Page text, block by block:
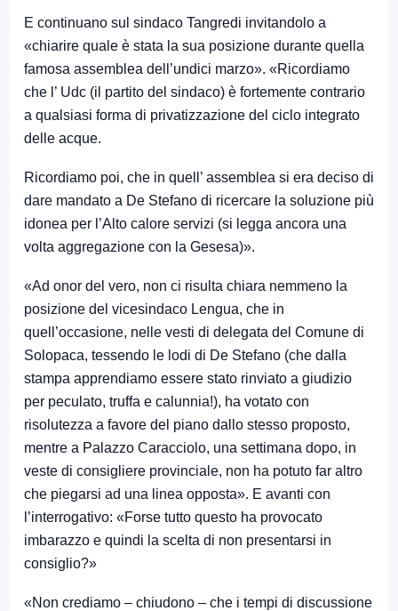
E continuano sul sindaco Tangredi invitandolo a
«chiarire quale è stata la sua posizione durante quella
famosa assemblea dell’undici marzo». «Ricordiamo
che l’ Udc (il partito del sindaco) è fortemente contrario
a qualsiasi forma di privatizzazione del ciclo integrato
delle acque.
Ricordiamo poi, che in quell’ assemblea si era deciso di
dare mandato a De Stefano di ricercare la soluzione più
idonea per l’Alto calore servizi (si legga ancora una
volta aggregazione con la Gesesa)».
«Ad onor del vero, non ci risulta chiara nemmeno la
posizione del vicesindaco Lengua, che in
quell’occasione, nelle vesti di delegata del Comune di
Solopaca, tessendo le lodi di De Stefano (che dalla
stampa apprendiamo essere stato rinviato a giudizio
per peculato, truffa e calunnia!), ha votato con
risolutezza a favore del piano dallo stesso proposto,
mentre a Palazzo Caracciolo, una settimana dopo, in
veste di consigliere provinciale, non ha potuto far altro
che piegarsi ad una linea opposta». E avanti con
l’interrogativo: «Forse tutto questo ha provocato
imbarazzo e quindi la scelta di non presentarsi in
consiglio?»
«Non crediamo – chiudono – che i tempi di discussione